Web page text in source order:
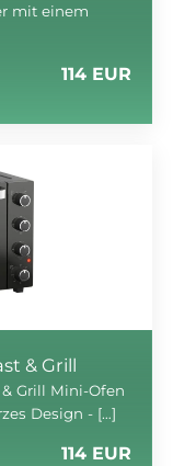
mit einem
114 EUR
& Grill
Grill Mini-Ofen
Design - […]
114 EUR